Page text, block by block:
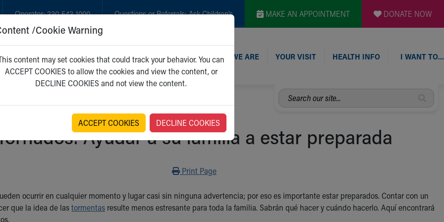
Operator:330-543-1000 Questions or Referrals:Ask Children's MAKE AN APPOINTMENT DONATE NOW
GET CARE NEW PARENTS WHO WE ARE YOUR VISIT HEALTH INFO I WANT TO…
Search
our
Ayudar a su familia a estar preparada
Print
Print Page
ocurrir en cualquier momento y lugar casi sin ninguna advertencia; por eso es importante estar preparados. Contar con un
que la idea de lastormentas resulte menos estresante para toda la familia. Sabrán qué hacer y cuándo hacerlo. Aquí encontrará
/Cookie Warning
content may set cookies that could track your behavior. You can
ACCEPT COOKIES to allow the cookies and view the content, or
DECLINE COOKIES and not view the content.
ACCEPT COOKIES DECLINE COOKIES